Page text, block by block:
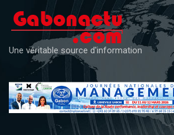
content
Une véritable source d'information